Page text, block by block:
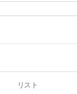
リスト